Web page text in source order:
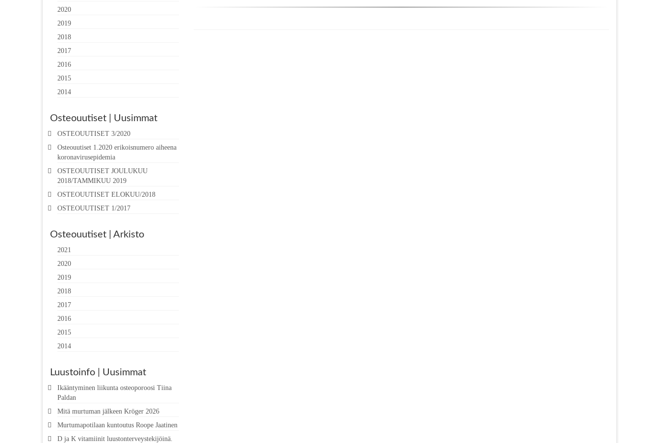
2020
2019
2018
2017
2016
2015
2014
Osteouutiset | Uusimmat
OSTEOUUTISET 3/2020
Osteouutiset 1.2020 erikoisnumero aiheena
koronavirusepidemia
OSTEOUUTISET JOULUKUU
2018/TAMMIKUU 2019
OSTEOUUTISET ELOKUU/2018
OSTEOUUTISET 1/2017
Osteouutiset | Arkisto
2021
2020
2019
2018
2017
2016
2015
2014
Luustoinfo | Uusimmat
Ikääntyminen liikunta osteoporoosi Tiina
Paldan
Mitä murtuman jälkeen Kröger 2026
Murtumapotilaan kuntoutus Roope Jaatinen
D ja K vitamiinit luustonterveystekijöinä.